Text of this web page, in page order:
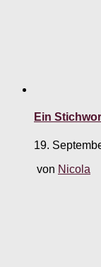
Ein
19.
von Nicola